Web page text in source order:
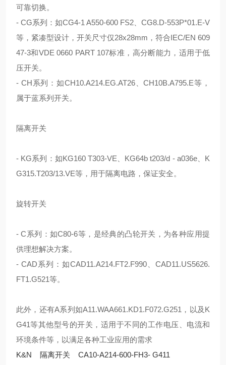
可靠切换。
- CG系列：如CG4-1 A550-600 FS2
CG8.D-553P*01.E-V
等，紧凑型设计，开关尺寸仅28x28mm ，符合IEC/EN 609
47-3和VDE 0660 PART 107标准，高分断能力，适用于低
压开关。
- CH系列：如CH10.A214.EG.AT26、CH10B.A795.E等，
属于蓝系列开关。
隔离开关
- KG系列：如KG160 T303-VE KG64b t203/d - a036e、 K
G315.T203/13.VE等，用于隔离电路，保证安全。
旋转开关
- C系列：如C80-6等，是经典的凸轮开关，为各种应用提
供理想解决方案。
- CAD系列：如CAD11.A214.FT2.F990
CAD11.US5626.
FT1.G521等。
此外，还有A系列如A11.WAA661.KD1.F072.G251 ，以及 K
G41等其他型号的开关，适用于不同的工作电压、电流和
环境条件等，以满足各种工业应用的需求
K&N 隔离开关 CA10-A214-600-FH3- G411